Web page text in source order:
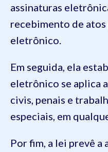
assinaturas
recebimento de
eletrônico.
Em seguida, ela
eletrônico se aplica
civis, penais e
especiais, em
Por fim, a lei prevê